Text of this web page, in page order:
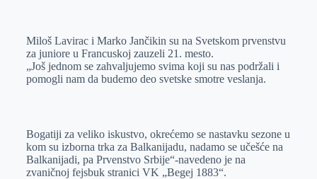
e
I
s
A
p
a
l
Miloš Lavirac i Marko Jančikin su na Svetskom prvenstvu
za juniore u Francuskoj zauzeli 21. mesto.
„Još jednom se zahvaljujemo svima koji su nas podržali i
pomogli nam da budemo deo svetske smotre veslanja.
Bogatiji za veliko iskustvo, okrećemo se nastavku sezone u
kom su izborna trka za Balkanijadu, nadamo se učešće na
Balkanijadi, pa Prvenstvo Srbije“-navedeno je na
zvaničnoj fejsbuk stranici VK „Begej 1883“.